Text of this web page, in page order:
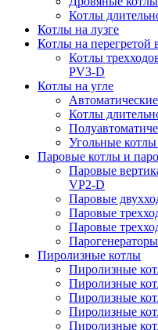
Котлы
Котлы на лузге
Котлы на перегретой
Котлы
PV3-D
Котлы на угле
Котлы
Угольные котлы
Паровые котлы и
Паровые
VP2-D
Паровые
Паровые
Паровые
Пиролизные котлы
Пиролизные
Пиролизные
Пиролизные
Пиролизные
Пиролизные